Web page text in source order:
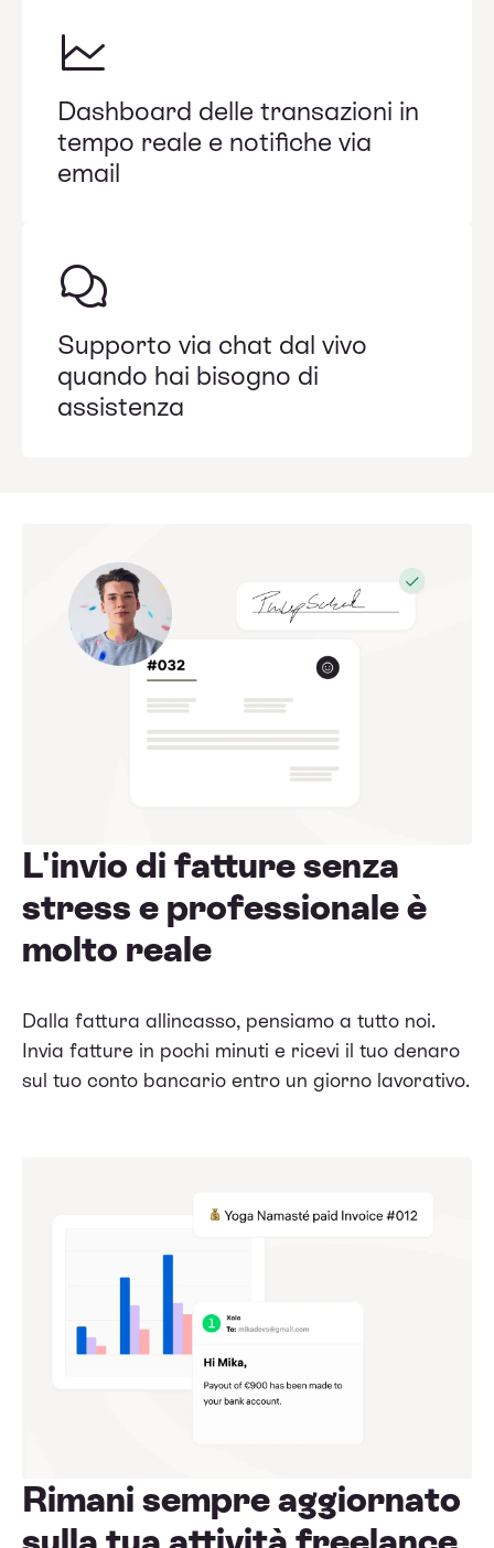
Dashboard delle transazioni in
tempo reale e notifiche via
email
Supporto via chat dal vivo
quando hai bisogno di
assistenza
L'invio di fatture senza
stress e professionale è
molto reale
Dalla fattura allincasso, pensiamo a tutto noi.
Invia fatture in pochi minuti e ricevi il tuo denaro
sul tuo conto bancario entro un giorno lavorativo.
Rimani sempre aggiornato